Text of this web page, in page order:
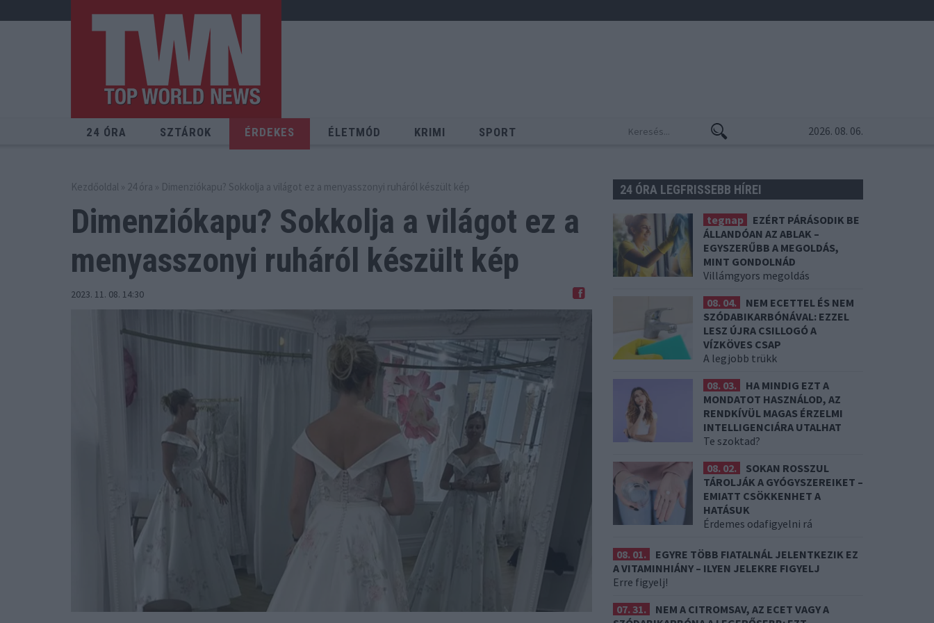
24 ÓRA SZTÁROK ÉRDEKES ÉLETMÓD KRIMI SPORT 2026. 08. 06.
Kezdőoldal » 24 óra » Dimenziókapu? Sokkolja a világot ez a menyasszonyi ruháról készült kép
Dimenziókapu? Sokkolja a világot ez a
menyasszonyi ruháról készült kép
2023. 11. 08. 14:30
24 ÓRA LEGFRISSEBB HÍREI
tegnap
EZÉRT PÁRÁSODIK BE
ÁLLANDÓAN AZ ABLAK –
EGYSZERŰBB A MEGOLDÁS,
MINT GONDOLNÁD
Villámgyors megoldás
08. 04.
NEM ECETTEL ÉS NEM
SZÓDABIKARBÓNÁVAL: EZZEL
LESZ ÚJRA CSILLOGÓ A
VÍZKÖVES CSAP
A legjobb trükk
08. 03.
HA MINDIG EZT A
MONDATOT HASZNÁLOD, AZ
RENDKÍVÜL MAGAS ÉRZELMI
INTELLIGENCIÁRA UTALHAT
Te szoktad?
08. 02.
SOKAN ROSSZUL
TÁROLJÁK A GYÓGYSZEREIKET –
EMIATT CSÖKKENHET A
HATÁSUK
Érdemes odafigyelni rá
08. 01.
EGYRE TÖBB FIATALNÁL JELENTKEZIK EZ
A VITAMINHIÁNY – ILYEN JELEKRE FIGYELJ
Erre figyelj!
07. 31.
NEM A CITROMSAV, AZ ECET VAGY A